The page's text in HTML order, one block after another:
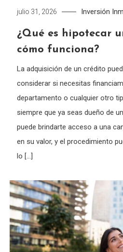
julio 31, 2026 Inversión
¿Qué es hipotecar
cómo funciona?
La adquisición de un crédito
considerar si necesitas
departamento o cualquier otro
siempre que ya seas dueño de
puede brindarte acceso a una
en su valor, y el procedimiento
lo […]